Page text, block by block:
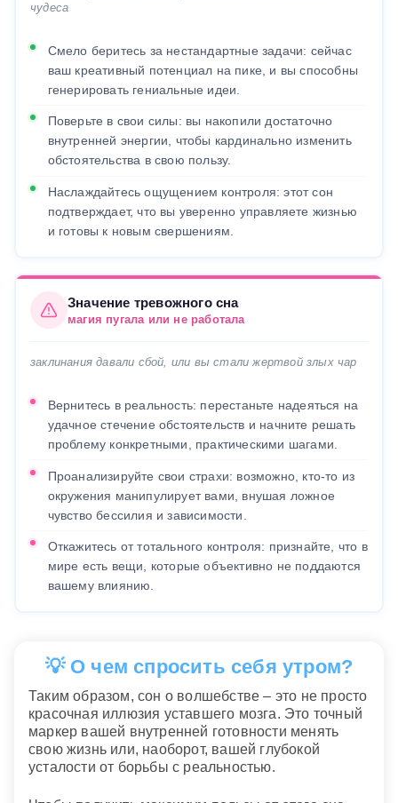
чудеса
Смело беритесь за нестандартные задачи: сейчас
ваш креативный потенциал на пике, и вы способны
генерировать гениальные идеи.
Поверьте в свои силы: вы накопили достаточно
внутренней энергии, чтобы кардинально изменить
обстоятельства в свою пользу.
Наслаждайтесь ощущением контроля: этот сон
подтверждает, что вы уверенно управляете жизнью
и готовы к новым свершениям.
Значение тревожного сна
магия пугала или не работала
заклинания давали сбой, или вы стали жертвой злых чар
Вернитесь в реальность: перестаньте надеяться на
удачное стечение обстоятельств и начните решать
проблему конкретными, практическими шагами.
Проанализируйте свои страхи: возможно, кто-то из
окружения манипулирует вами, внушая ложное
чувство бессилия и зависимости.
Откажитесь от тотального контроля: признайте, что в
мире есть вещи, которые объективно не поддаются
вашему влиянию.
💡 О чем спросить себя утром?
Таким образом, сон о волшебстве – это не просто
красочная иллюзия уставшего мозга. Это точный
маркер вашей внутренней готовности менять
свою жизнь или, наоборот, вашей глубокой
усталости от борьбы с реальностью.